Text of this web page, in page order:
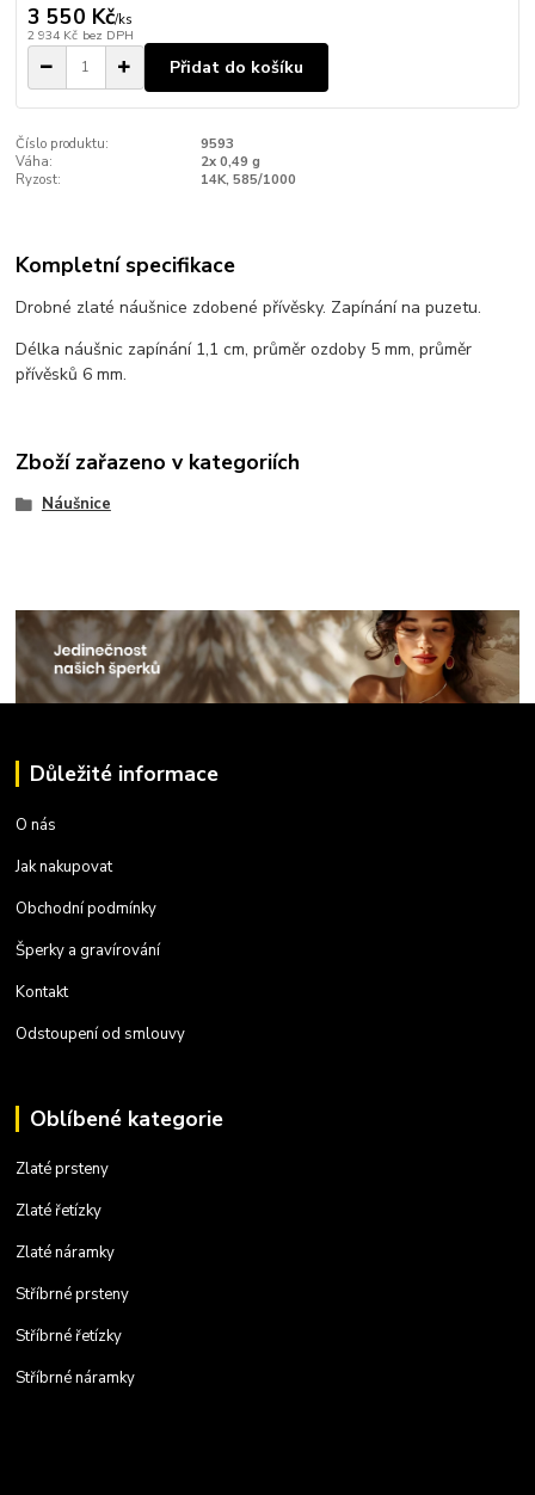
3 550 Kč/ks
2 934 Kč bez DPH
Přidat do košíku
Číslo produktu:
9593
Váha:
2x 0,49 g
Ryzost:
14K, 585/1000
Kompletní specifikace
Drobné zlaté náušnice zdobené přívěsky. Zapínání na puzetu.
Délka náušnic zapínání 1,1 cm, průměr ozdoby 5 mm, průměr
přívěsků 6 mm.
Zboží zařazeno v kategoriích
Náušnice
Důležité informace
O nás
Jak nakupovat
Obchodní podmínky
Šperky a gravírování
Kontakt
Odstoupení od smlouvy
Oblíbené kategorie
Zlaté prsteny
Zlaté řetízky
Zlaté náramky
Stříbrné prsteny
Stříbrné řetízky
Stříbrné náramky